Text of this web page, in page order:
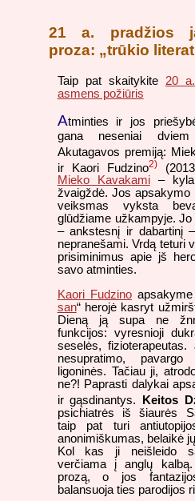
21 a. pradžios
proza: „trūkio
Taip pat skaitykite 20
asmens požiūris
Atminties ir jos
gana neseniai
Akutagavos premiją:
ir Kaori Fudzino2)
Mieko Kavakami–
žvaigždė. Jos apsakymo
veiksmas vyksta
glūdžiame užkampyje.
– ankstesnį ir dabartinį
nepranešami. Vrdą teturi
prisiminimus apie jš
savo atminties.
Kaori Fudzinoapsakyme
san“ herojė kasryt
Dieną ją supa ne
funkcijos: vyresnioji
seselės,
nesupratimo,
ligoninės. Tačiau ji,
ne?! Paprasti dalykai
ir gąsdinantys.
Keitos
psichiatrės iš šiaurės
taip pat turi
anonimiškumas, belaikė
Kol kas ji neišleido
verčiama į anglų
prozą, o jos
balansuoja ties parodijos